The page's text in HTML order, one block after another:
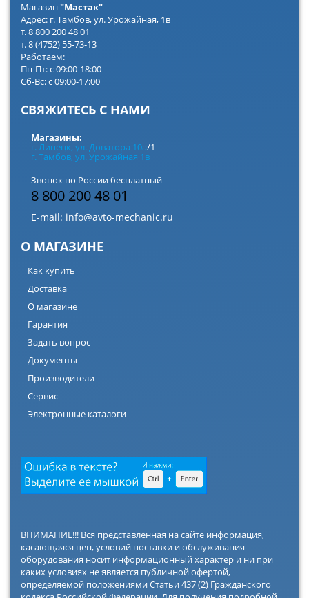
Магазин"Мастак"
Адрес: г. Тамбов, ул. Урожайная, 1в
т. 8 800 200 48 01
т. 8 (4752) 55-73-13
Работаем:
Пн-Пт: с 09:00-18:00
Сб-Вс: с 09:00-17:00
СВЯЖИТЕСЬ С НАМИ
Магазины:
г. Липецк, ул. Доватора 10а/1
г. Тамбов, ул. Урожайная 1в
Звонок по России бесплатный
8 800 200 48 01
E-mail: info@avto-mechanic.ru
О МАГАЗИНЕ
Как купить
Доставка
О магазине
Гарантия
Задать вопрос
Документы
Производители
Сервис
Электронные каталоги
ВНИМАНИЕ!!! Вся представленная на сайте информация,
касающаяся цен, условий поставки и обслуживания
оборудования носит информационный характер и ни при
каких условиях не является публичной офертой,
определяемой положениями Статьи 437 (2) Гражданского